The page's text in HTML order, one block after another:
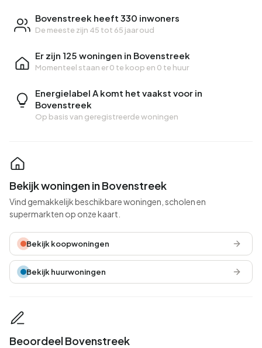
Bovenstreek heeft 330 inwoners
De meeste zijn 45 tot 65 jaar oud
Er zijn 125 woningen in Bovenstreek
Momenteel staan er0 te koop en 0 te huur
Energielabel A komt het vaakst voor in
Bovenstreek
Op basis van geregistreerde woningen
Bekijk woningen in Bovenstreek
Vind gemakkelijk beschikbare woningen, scholen en
supermarkten op onze kaart.
Bekijk koopwoningen
Bekijk huurwoningen
Beoordeel Bovenstreek